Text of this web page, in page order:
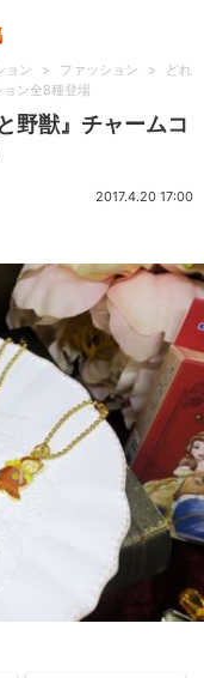
ョン > ファッション >
どれ
ン全8種登場
野獣』チャームコ
2017.4.20 17:00